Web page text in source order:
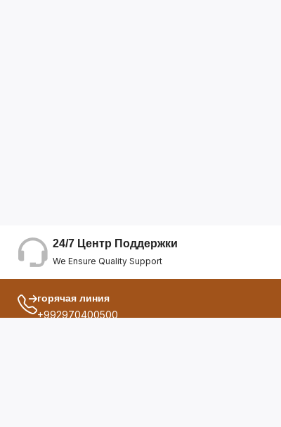
24/7 Центр Поддержки
We Ensure Quality Support
горячая линия
+992970400500